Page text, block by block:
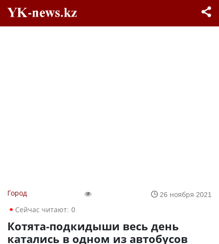
Город
26 ноября 2021
Сейчас читают: 0
Котята-подкидыши весь день
катались в одном из автобусов